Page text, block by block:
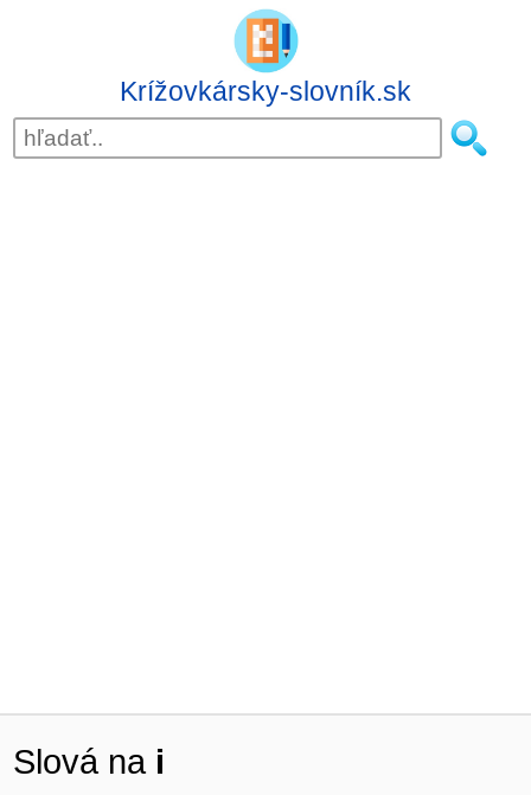
Krížovkársky-slovník.sk
Slová na i